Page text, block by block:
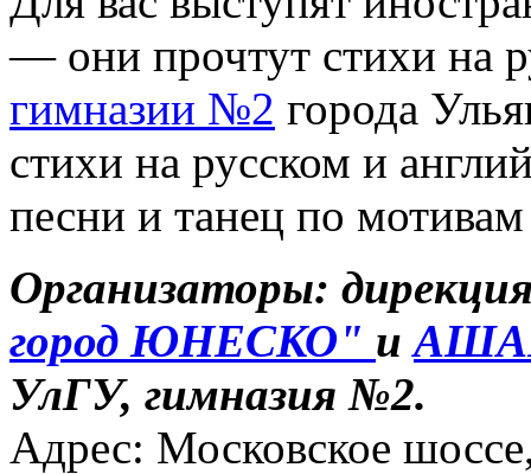
— они прочтут стихи на
гимназии №2 города
стихи на русском и
песни и танец по мотивам
Организаторы:
город ЮНЕСКО" и
УлГУ, гимназия №2.
Адрес: Московское